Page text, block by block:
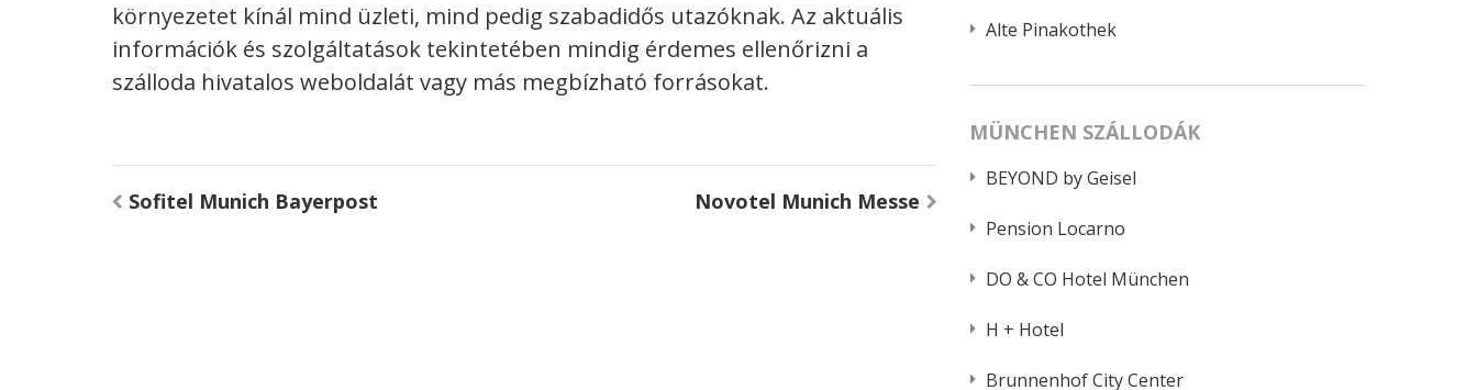
környezetet kínál mind üzleti, mind pedig szabadidős utazóknak. Az aktuális
információk és szolgáltatások tekintetében mindig érdemes ellenőrizni a
szálloda hivatalos weboldalát vagy más megbízható forrásokat.
Bejegyzés
Sofitel Munich Bayerpost Novotel Munich Messe
Alte Pinakothek
MÜNCHEN SZÁLLODÁK
BEYOND by Geisel
Pension Locarno
DO & CO Hotel München
H + Hotel
Brunnenhof City Center